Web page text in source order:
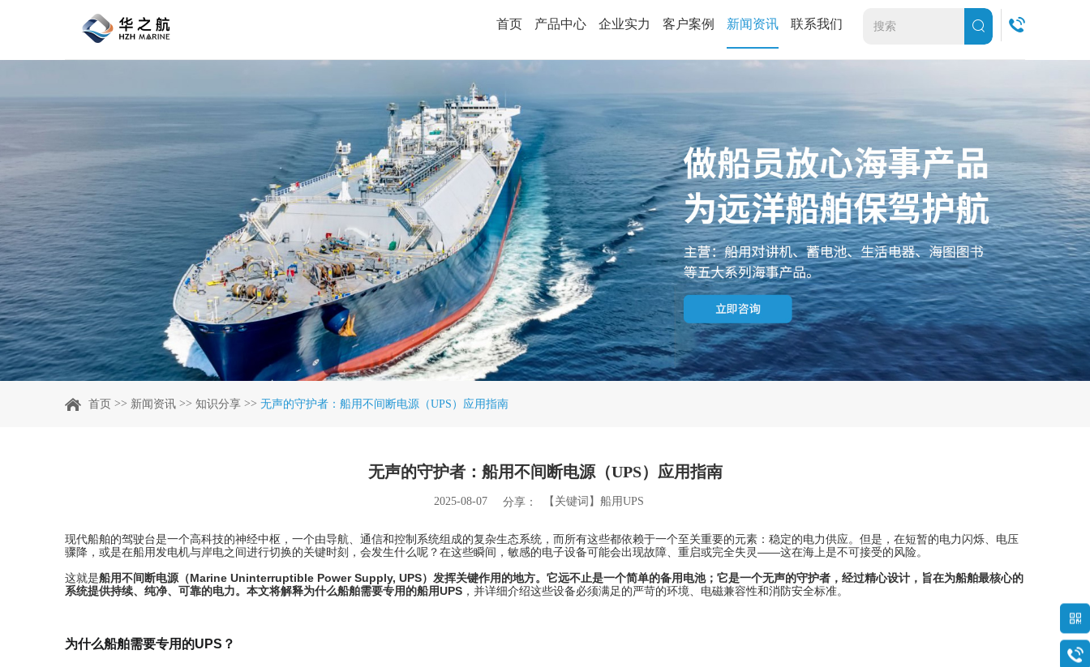
首页 产品中心 企业实力 客户案例 新闻资讯 联系我们
首页 >> 新闻资讯 >> 知识分享 >> 无声的守护者：船用不间断电源（UPS）应用指南
无声的守护者：船用不间断电源（UPS）应用指南
2025-08-07 分享： 【关键词】船用UPS
现代船舶的驾驶台是一个高科技的神经中枢，一个由导航、通信和控制系统组成的复杂生态系统，而所有这些都依赖于一个至关重要的元素：稳定的电力供应。但是，在短暂的电力闪烁、电压
骤降，或是在船用发电机与岸电之间进行切换的关键时刻，会发生什么呢？在这些瞬间，敏感的电子设备可能会出现故障、重启或完全失灵——这在海上是不可接受的风险。
这就是船用不间断电源（Marine Uninterruptible Power Supply, UPS） 发挥关键作用的地方。它远不止是一个简单的备用电池；它是一个无声的守护者，经过精心设计，旨在为船舶最核心的
系统提供持续、纯净、可靠的电力。本文将解释为什么船舶需要专用的船用UPS ，并详细介绍这些设备必须满足的严苛的环境、电磁兼容性和消防安全标准。
为什么船舶需要专用的UPS？